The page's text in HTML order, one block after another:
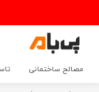
مصالح ساختمانی